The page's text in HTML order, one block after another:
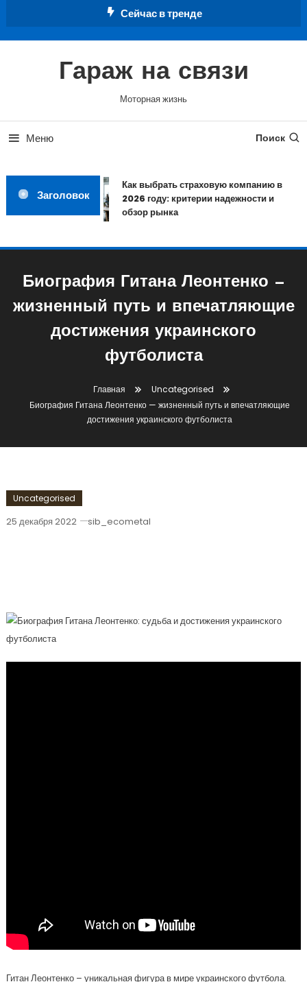
Сейчас в тренде
Гараж на связи
Моторная жизнь
Меню Поиск
Заголовок
Как выбрать страховую компанию в
2026 году: критерии надежности и
обзор рынка
Биография Гитана Леонтенко —
жизненный путь и впечатляющие
достижения украинского
футболиста
Главная
Uncategorised
Биография Гитана Леонтенко — жизненный путь и впечатляющие
достижения украинского футболиста
Uncategorised
25 декабря 2022 sib_ecometal
Гитан Леонтенко – уникальная фигура в мире украинского футбола.